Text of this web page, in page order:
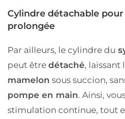
Cylindre détachable
prolongée
Par ailleurs, le cylindre du
peut être détaché, laissant
mamelon sous succion,
pompe en main. Ainsi,
stimulation continue, tout